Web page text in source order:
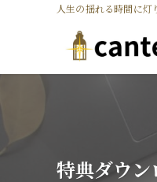
人生の揺れる時間に灯
特典ダウ